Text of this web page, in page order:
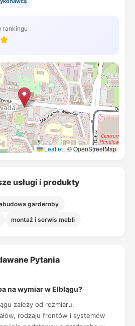
rankingu
Leaflet | © OpenStreetMap
usługi i produkty
garderoby
montaż i serwis mebli
Pytania
na wymiar w Elblągu?
zależy od rozmiaru,
rodzaju frontów i systemów